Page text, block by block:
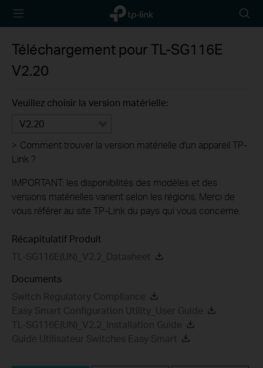
TP-Link,
Reliably
icon
Téléchargement pourTL-SG116E
V2.20
Veuillez choisir la version matérielle:
V2.20
> Comment trouver la version matérielle d'un appareil TP-
Link ?
IMPORTANT: les disponibilités des modèles et des
versions matérielles varient selon les régions. Merci de
vous référer au site TP-Link du pays qui vous concerne.
Récapitulatif Produit
TL-SG116E(UN)_V2.2_Datasheet
Documents
Switch Regulatory Compliance
Easy Smart Configuration Utility_User Guide
TL-SG116E(UN)_V2.2_Installation Guide
Guide Utilisateur Switches Easy Smart